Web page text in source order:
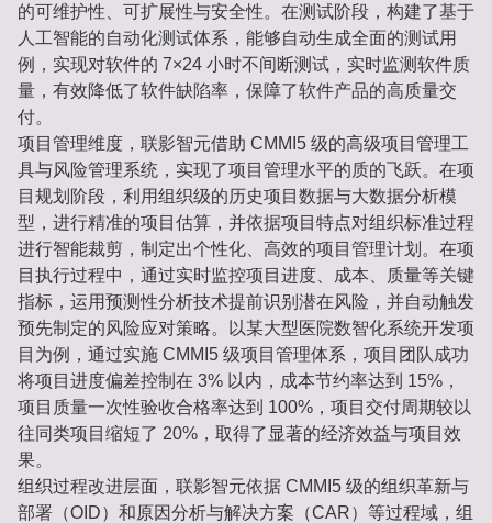
的可维护性、可扩展性与安全性。在测试阶段，构建了基于
人工智能的自动化测试体系，能够自动生成全面的测试用
例，实现对软件的 7×24 小时不间断测试，实时监测软件质
量，有效降低了软件缺陷率，保障了软件产品的高质量交
付。
项目管理维度，联影智元借助 CMMI5 级的高级项目管理工
具与风险管理系统，实现了项目管理水平的质的飞跃。在项
目规划阶段，利用组织级的历史项目数据与大数据分析模
型，进行精准的项目估算，并依据项目特点对组织标准过程
进行智能裁剪，制定出个性化、高效的项目管理计划。在项
目执行过程中，通过实时监控项目进度、成本、质量等关键
指标，运用预测性分析技术提前识别潜在风险，并自动触发
预先制定的风险应对策略。以某大型医院数智化系统开发项
目为例，通过实施 CMMI5 级项目管理体系，项目团队成功
将项目进度偏差控制在 3% 以内，成本节约率达到 15%，
项目质量一次性验收合格率达到 100%，项目交付周期较以
往同类项目缩短了 20%，取得了显著的经济效益与项目效
果。
组织过程改进层面，联影智元依据 CMMI5 级的组织革新与
部署（OID）和原因分析与解决方案（CAR）等过程域，组